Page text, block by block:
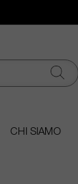
CHI SIAMO